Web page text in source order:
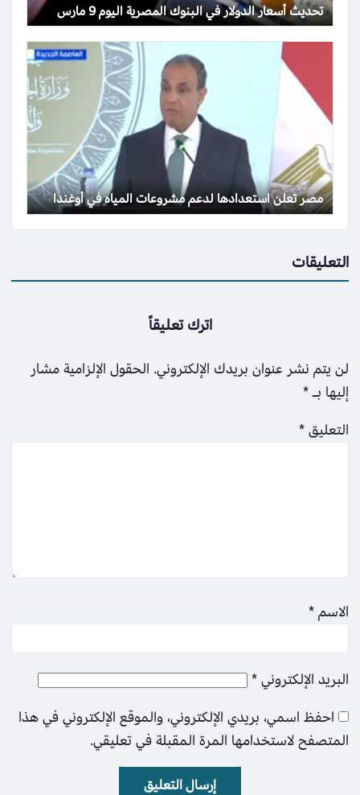
تحديث أسعار الدولار في البنوك المصرية اليوم 9 مارس
مصر تعلن استعدادها لدعم مشروعات المياه في أوغندا
التعليقات
اترك تعليقاً
لن يتم نشر عنوان بريدك الإلكتروني. الحقول الإلزامية مشار
إليها بـ*
التعليق*
الاسم*
البريد الإلكتروني*
احفظ اسمي، بريدي الإلكتروني، والموقع الإلكتروني في هذا
المتصفح لاستخدامها المرة المقبلة في تعليقي.